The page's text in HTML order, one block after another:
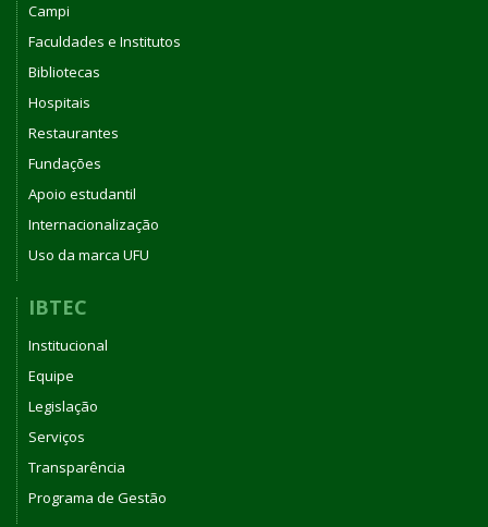
Campi
Faculdades e Institutos
Bibliotecas
Hospitais
Restaurantes
Fundações
Apoio estudantil
Internacionalização
Uso da marca UFU
IBTEC
Institucional
Equipe
Legislação
Serviços
Transparência
Programa de Gestão